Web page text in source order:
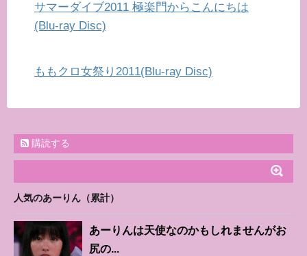
サマーダイブ2011 極楽門からこんにちは
(Blu-ray Disc)
ももクロ女祭り2011(Blu-ray Disc)
購読する
人気のあーりん（累計）
あーりんは天使なのかもしれませんがお
尻の...